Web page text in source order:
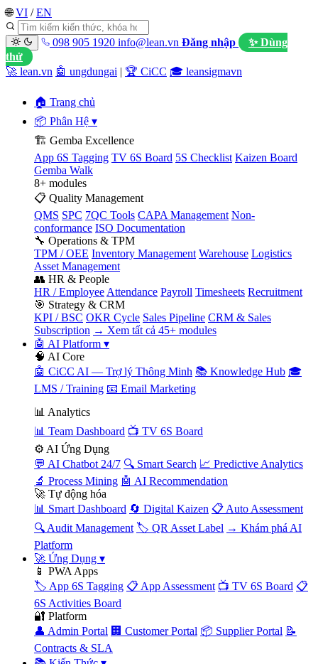
🌐 VI / EN
098 905 1920 info@lean.vn Đăng nhập
✨ Dùng
thử
🚀 lean.vn 🤖 ungdungai | 🏆 CiCC 🎓 leansigmavn
🏠 Trang chủ
📦 Phân Hệ ▾
🏗️ Gemba Excellence
App 6S Tagging TV 6S Board 5S Checklist Kaizen Board
Gemba Walk
8+ modules
📋 Quality Management
QMS SPC 7QC Tools CAPA Management Non-
conformance ISO Documentation
🔧 Operations & TPM
TPM / OEE Inventory Management Warehouse Logistics
Asset Management
👥 HR & People
HR / Employee Attendance Payroll Timesheets Recruitment
🎯 Strategy & CRM
KPI / BSC OKR Cycle Sales Pipeline CRM & Sales
Subscription → Xem tất cả 45+ modules
🤖 AI Platform ▾
🧠 AI Core
🤖 CiCC AI — Trợ lý Thông Minh 📚 Knowledge Hub 🎓
LMS / Training 📧 Email Marketing
📊 Analytics
📊 Team Dashboard 📺 TV 6S Board
⚙️ AI Ứng Dụng
💬 AI Chatbot 24/7 🔍 Smart Search 📈 Predictive Analytics
🔬 Process Mining 🤖 AI Recommendation
🚀 Tự động hóa
📊 Smart Dashboard 🔄 Digital Kaizen 📋 Auto Assessment
🔍 Audit Management 🏷️ QR Asset Label → Khám phá AI
Platform
🚀 Ứng Dụng ▾
📱 PWA Apps
🏷️ App 6S Tagging 📋 App Assessment 📺 TV 6S Board 📋
6S Activities Board
🔐 Platform
👤 Admin Portal 🏢 Customer Portal 📦 Supplier Portal 📝
Contracts & SLA